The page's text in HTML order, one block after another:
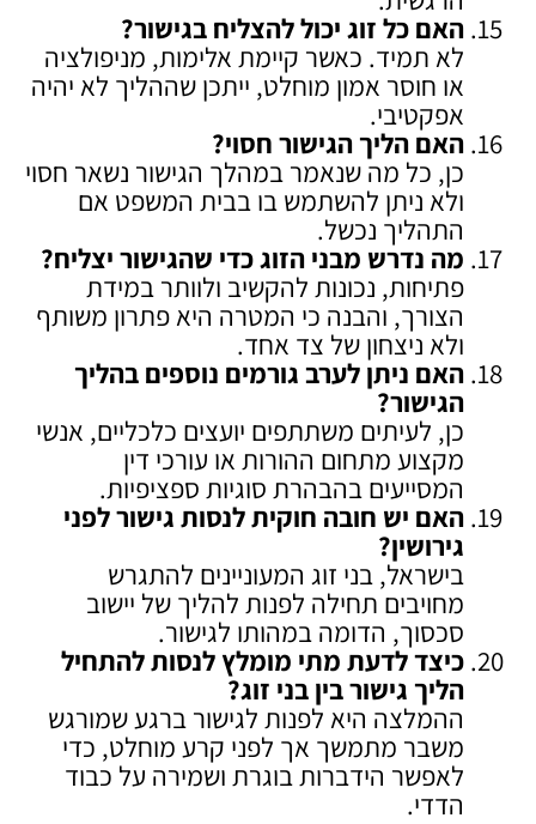
האם כל זוג יכול להצליח בגישור?
לא תמיד. כאשר קיימת אלימות, מניפולציה
או חוסר אמון מוחלט, ייתכן שההליך לא יהיה
אפקטיבי.
האם הליך הגישור חסוי?
כן, כל מה שנאמר במהלך הגישור נשאר חסוי
ולא ניתן להשתמש בו בבית המשפט אם
התהליך נכשל.
מה נדרש מבני הזוג כדי שהגישור יצליח?
פתיחות, נכונות להקשיב ולוותר במידת
הצורך, והבנה כי המטרה היא פתרון משותף
ולא ניצחון של צד אחד.
האם ניתן לערב גורמים נוספים בהליך
הגישור?
כן, לעיתים משתתפים יועצים כלכליים, אנשי
מקצוע מתחום ההורות או עורכי דין
המסייעים בהבהרת סוגיות ספציפיות.
האם יש חובה חוקית לנסות גישור לפני
גירושין?
בישראל, בני זוג המעוניינים להתגרש
מחויבים תחילה לפנות להליך של יישוב
סכסוך, הדומה במהותו לגישור.
כיצד לדעת מתי מומלץ לנסות להתחיל
הליך גישור בין בני זוג?
ההמלצה היא לפנות לגישור ברגע שמורגש
משבר מתמשך אך לפני קרע מוחלט, כדי
לאפשר הידברות בוגרת ושמירה על כבוד
הדדי.